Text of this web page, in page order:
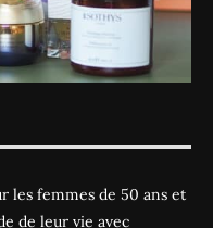
les femmes de 50 ans et
de leur vie avec